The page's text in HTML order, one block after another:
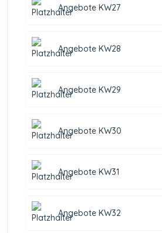
Angebote KW27
Angebote KW28
Angebote KW29
Angebote KW30
Angebote KW31
Angebote KW32